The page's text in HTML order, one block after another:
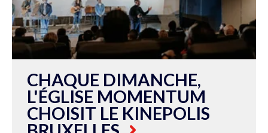
CHAQUE DIMANCHE,
L'ÉGLISE MOMENTUM
CHOISIT LE KINEPOLIS